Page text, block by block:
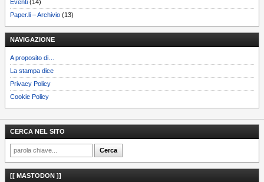
Eventi (14)
Paper.li – Archivio (13)
NAVIGAZIONE
A proposito di…
La stampa dice
Privacy Policy
Cookie Policy
CERCA NEL SITO
[[ MASTODON ]]